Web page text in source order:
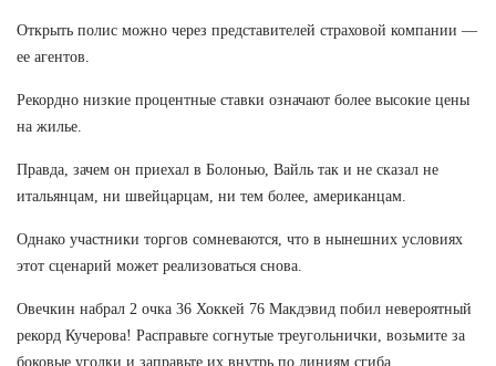
Открыть полис можно через представителей страховой компании —
ее агентов.
Рекордно низкие процентные ставки означают более высокие цены
на жилье.
Правда, зачем он приехал в Болонью, Вайль так и не сказал не
итальянцам, ни швейцарцам, ни тем более, американцам.
Однако участники торгов сомневаются, что в нынешних условиях
этот сценарий может реализоваться снова.
Овечкин набрал 2 очка 36 Хоккей 76 Макдэвид побил невероятный
рекорд Кучерова! Расправьте согнутые треугольнички, возьмите за
боковые уголки и заправьте их внутрь по линиям сгиба.